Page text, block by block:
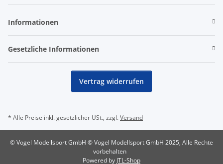
Informationen
Gesetzliche Informationen
Vertrag widerrufen
* Alle Preise inkl. gesetzlicher USt., zzgl.Versand
© Vogel Modellsport GmbH © Vogel Modellsport GmbH 2025, Alle Rechte
vorbehalten
Powered by JTL-Shop